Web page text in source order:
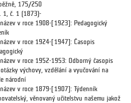
175/250
1, č. 1 (1873)-
v roce 1908-[1923]: Pedagogický
v roce 1924-[1947]: Časopis
v roce 1952-1953: Odborný časopis
výchovy, vzdělání a vyučování na
národní
v roce 1879-[1907]: Týdenník
věnovaný učitelstvu našemu jakož